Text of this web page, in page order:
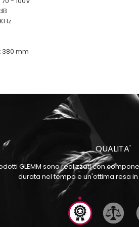
380 mm
QUALITA'
GLEMM sono realizzati con
durata nel tempo e un'ottima resa